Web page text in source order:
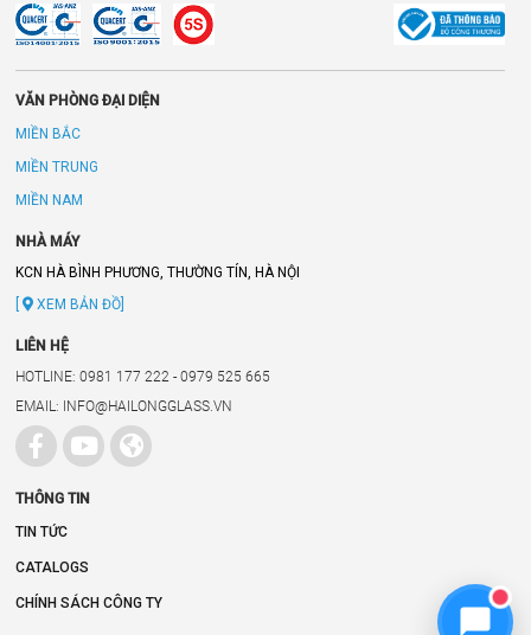
VĂN PHÒNG ĐẠI DIỆN
MIỀN BẮC
MIỀN TRUNG
MIỀN NAM
NHÀ MÁY
KCN HÀ BÌNH PHƯƠNG, THƯỜNG TÍN, HÀ NỘI
[
XEM BẢN ĐỒ]
LIÊN HỆ
HOTLINE: 0981 177 222 - 0979 525 665
EMAIL: INFO@HAILONGGLASS.VN
THÔNG TIN
TIN TỨC
CATALOGS
CHÍNH SÁCH CÔNG TY